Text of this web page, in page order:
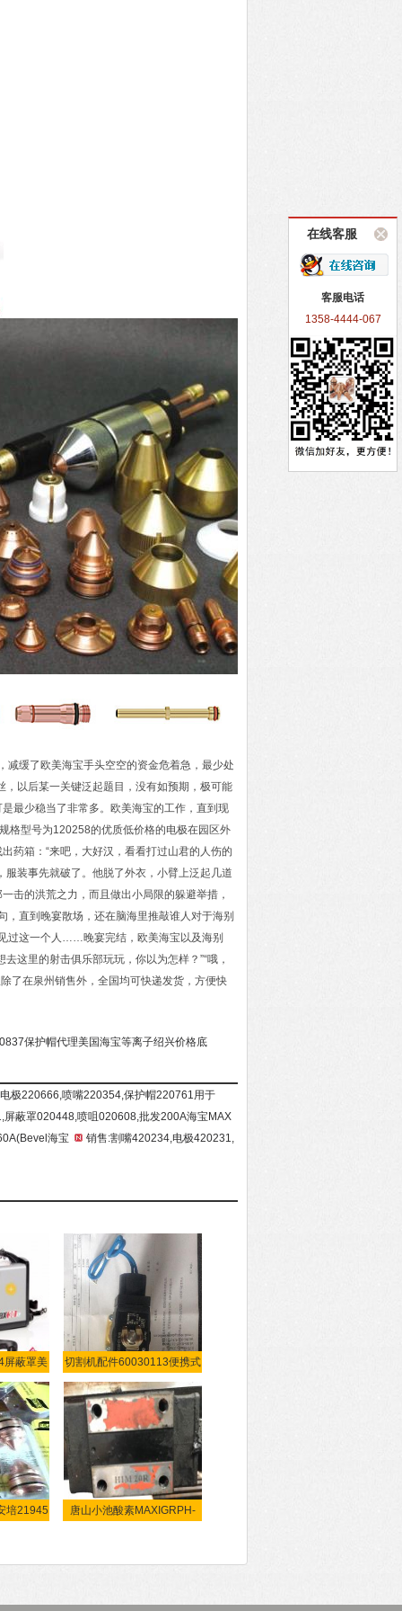
缓了欧美海宝手头空空的资金危着急，最少处
以后某一关键泛起题目，没有如预期，极可能
最少稳当了非常多。欧美海宝的工作，直到现
格型号为120258的优质低价格的电极在园区外
药箱：“来吧，大好汉，看看打过山君的人伤的
装事先就破了。他脱了外衣，小臂上泛起几道
击的洪荒之力，而且做出小局限的躲避举措，
直到晚宴散场，还在脑海里推敲谁人对于海别
过这一个人……晚宴完结，欧美海宝以及海别
这里的射击俱乐部玩玩，你以为怎样？”“哦，
了在泉州销售外，全国均可快递发货，方便快
保护帽代理美国海宝等离子绍兴价格底
极220666,喷嘴220354,保护帽220761用于
屏蔽罩020448,喷咀020608,批发200A海宝MAX
海宝
销售:割嘴420234,电极420231,
屏蔽罩美
切割机配件60030113便携式
自
培21945
唐山小池酸素MAXIGRPH-
在线客服
客服电话
1358-4444-067